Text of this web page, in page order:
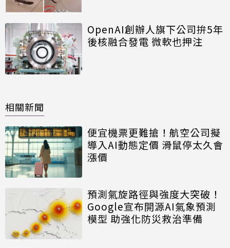
OpenAI創辦人旗下公司拚5年
後核融合發電 微軟也押注
相關新聞
便宜機票更難搶！航空公司擬
導入AI動態定價 滑鼠停太久會
漲價
預測氣旋路徑與強度大突破！
Google宣布開源AI氣象預測
模型 助強化防災救治準備